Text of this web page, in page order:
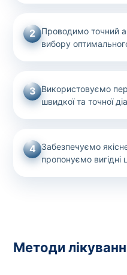
2
Проводимо точний
вибору
3 Використовуємо
швидкої та точної
4 Забезпечуємо
пропонуємо вигідні
Методи